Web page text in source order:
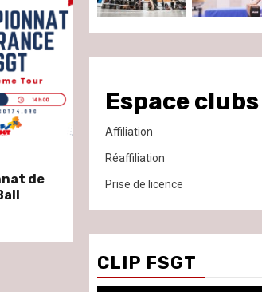
de
Espace clubs
Affiliation
Réaffiliation
Prise de licence
CLIP FSGT